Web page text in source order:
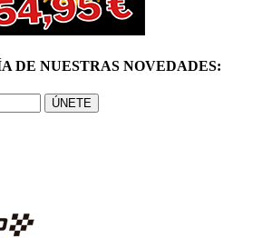
DE NUESTRAS NOVEDADES:
ÚNETE